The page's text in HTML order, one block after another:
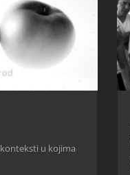
konteksti u kojima